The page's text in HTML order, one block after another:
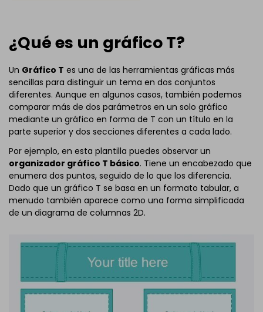
¿Qué es un gráfico T?
Un Gráfico T es una de las herramientas gráficas más
sencillas para distinguir un tema en dos conjuntos
diferentes. Aunque en algunos casos, también podemos
comparar más de dos parámetros en un solo gráfico
mediante un gráfico en forma de T con un título en la
parte superior y dos secciones diferentes a cada lado.
Por ejemplo, en esta plantilla puedes observar un
organizador gráfico T básico. Tiene un encabezado que
enumera dos puntos, seguido de lo que los diferencia.
Dado que un gráfico T se basa en un formato tabular, a
menudo también aparece como una forma simplificada
de un diagrama de columnas 2D.